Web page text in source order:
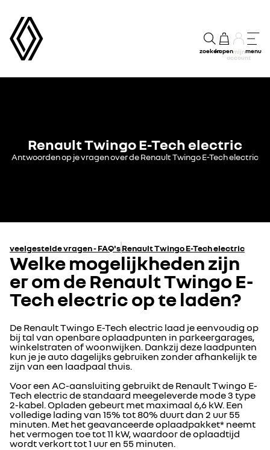
zoekenkopenmijn
account
menu
Renault Twingo E-Tech electric
Antwoorden op je vragen over de Renault Twingo E-Tech electric
veelgestelde vragen - FAQ'sRenault Twingo E-Tech electric
Welke mogelijkheden zijn
er om de Renault Twingo E-
Tech electric op te laden?
De Renault Twingo E-Tech electric laad je eenvoudig op
bij tal van openbare oplaadpunten in parkeergarages,
winkelstraten of woonwijken. Dankzij deze laadpunten
kun je je auto dagelijks gebruiken zonder afhankelijk te
zijn van een laadpaal thuis.
Voor een AC-aansluiting gebruikt de Renault Twingo E-
Tech electric de standaard meegeleverde mode 3 type
2-kabel. Opladen gebeurt met maximaal 6,6 kW. Een
volledige lading van 15% tot 80% duurt dan 2 uur 55
minuten. Met het geavanceerde oplaadpakket* neemt
het vermogen toe tot 11 kW, waardoor de oplaadtijd
wordt verkort tot 1 uur en 55 minuten.